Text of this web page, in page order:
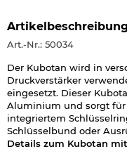
Artikelbeschreibung
Art.-Nr.: 50034
Der Kubotan wird in
Druckverstärker
eingesetzt. Dieser
Aluminium und sorgt
integriertem
Schlüsselbund oder
Details zum Kubotan